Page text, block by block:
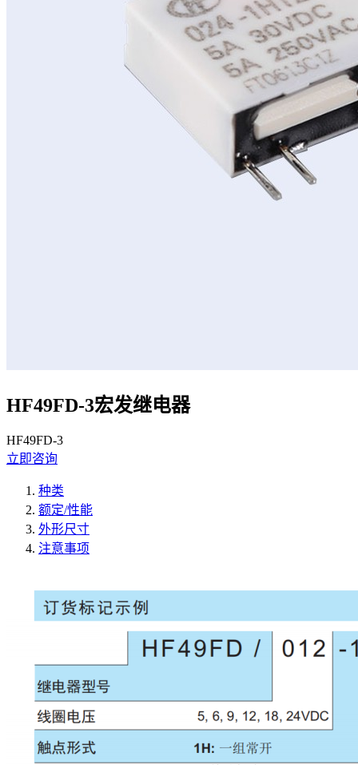
HF49FD-3宏发继电器
HF49FD-3
立即咨询
种类
额定/性能
外形尺寸
注意事项